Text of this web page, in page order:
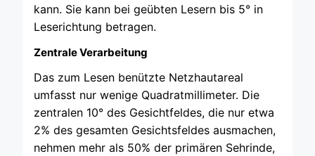
kann. Sie kann bei geübten Lesern bis 5° in
Leserichtung betragen.
Zentrale Verarbeitung
Das zum Lesen benützte Netzhautareal
umfasst nur wenige Quadratmillimeter. Die
zentralen 10° des Gesichtfeldes, die nur etwa
2% des gesamten Gesichtsfeldes ausmachen,
nehmen mehr als 50% der primären Sehrinde,